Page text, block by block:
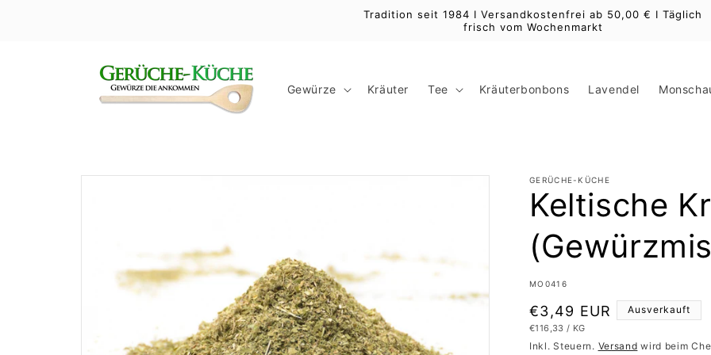
Tradition seit 1984 I Versandkostenfrei ab 50,00 € I Täglich
frisch vom Wochenmarkt
Gewürze Kräuter Tee Kräuterbonbons Lavendel
Zu
GERÜCHE-KÜCHE
Keltische
SKU:
MO0416
Normaler
Preis
€3,49 EUR
GRUNDPREIS
€116,33 / PRO
KG
Ausverkauft
Inkl. Steuern. Versand wird beim